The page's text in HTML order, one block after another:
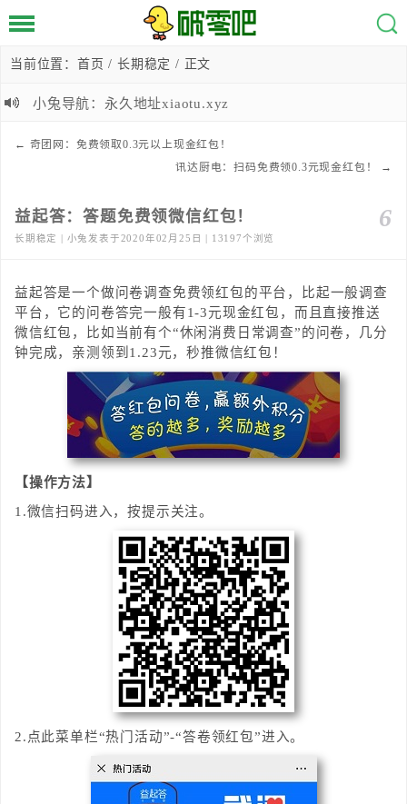
当前位置： 首页 /长期稳定 / 正文
小兔导航：永久地址xiaotu.xyz
← 奇团网：免费领取0.3元以上现金红包！
讯达厨电：扫码免费领0.3元现金红包！
→
6
益起答：答题免费领微信红包！
长期稳定 | 小兔发表于2020年02月25日 | 13197个浏览
益起答是一个做问卷调查免费领红包的平台，比起一般调查
平台，它的问卷答完一般有1-3元现金红包，而且直接推送
微信红包，比如当前有个“休闲消费日常调查”的问卷，几分
钟完成，亲测领到1.23元，秒推微信红包！
【操作方法】
1.微信扫码进入，按提示关注。
2.点此菜单栏“热门活动”-“答卷领红包”进入。